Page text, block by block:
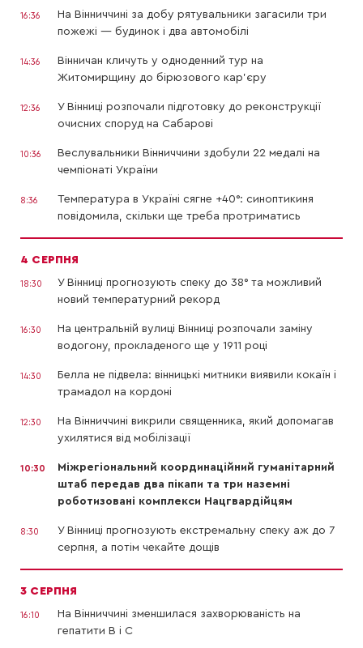
16:36
На Вінниччині за добу рятувальники загасили три
пожежі — будинок і два автомобілі
14:36
Вінничан кличуть у одноденний тур на
Житомирщину до бірюзового кар’єру
12:36
У Вінниці розпочали підготовку до реконструкції
очисних споруд на Сабарові
10:36
Веслувальники Вінниччини здобули 22 медалі на
чемпіонаті України
8:36
Температура в Україні сягне +40°: синоптикиня
повідомила, скільки ще треба протриматись
4 СЕРПНЯ
18:30
У Вінниці прогнозують спеку до 38° та можливий
новий температурний рекорд
16:30
На центральній вулиці Вінниці розпочали заміну
водогону, прокладеного ще у 1911 році
14:30
Белла не підвела: вінницькі митники виявили кокаїн і
трамадол на кордоні
12:30
На Вінниччині викрили священника, який допомагав
ухилятися від мобілізації
10:30
Міжрегіональний координаційний гуманітарний
штаб передав два пікапи та три наземні
роботизовані комплекси Нацгвардійцям
8:30
У Вінниці прогнозують екстремальну спеку аж до 7
серпня, а потім чекайте дощів
3 СЕРПНЯ
16:10
На Вінниччині зменшилася захворюваність на
гепатити В і С